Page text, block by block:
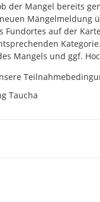
der Mangel bereits
Mängelmeldung
Fundortes auf der
Kategorie.
Mangels und ggf.
Taucha